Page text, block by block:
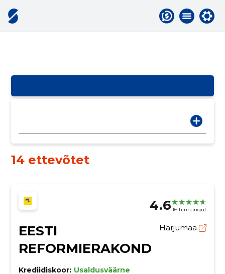
14 ettevõtet
4.6 16 hinnangut
EESTI
REFORMIERAKOND
Harjumaa
Krediidiskoor: Usaldusväärne